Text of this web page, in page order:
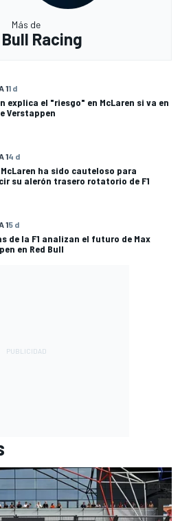
Más de
Racing
11 d
explica el "riesgo" en McLaren si va en
Verstappen
14 d
ha sido cauteloso para
su alerón trasero rotatorio de F1
15 d
de la F1 analizan el futuro de Max
en Red Bull